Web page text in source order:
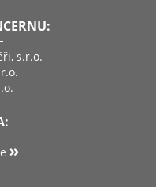
s.r.o.